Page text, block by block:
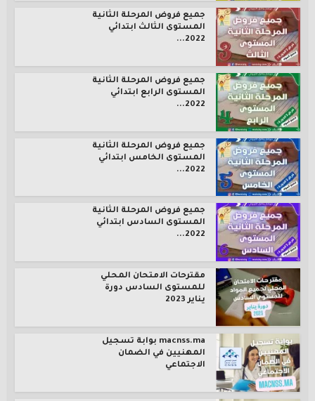
جميع فروض المرحلة الثانية
المستوى الثالث ابتدائي
2022...
جميع فروض المرحلة الثانية
المستوى الرابع ابتدائي
2022...
جميع فروض المرحلة الثانية
المستوى الخامس ابتدائي
2022...
جميع فروض المرحلة الثانية
المستوى السادس ابتدائي
2022...
مقترحات الامتحان المحلي
للمستوى السادس دورة
يناير 2023
macnss.ma بوابة تسجيل
المهنيين في الضمان
الاجتماعي